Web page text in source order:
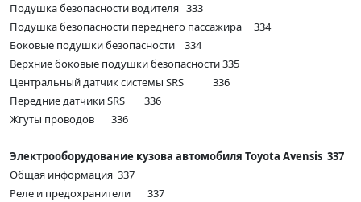
Подушка безопасности водителя 333
Подушка безопасности переднего пассажира 334
Боковые подушки безопасности 334
Верхние боковые подушки безопасности 335
Центральный датчик системы SRS 336
Передние датчики SRS 336
Жгуты проводов 336
Электрооборудование кузова автомобиля Toyota Avensis 337
Общая информация 337
Реле и предохранители 337